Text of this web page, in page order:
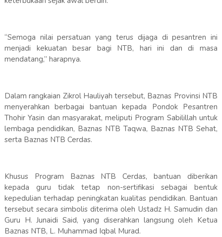
“Semoga nilai persatuan yang terus dijaga di pesantren ini
menjadi kekuatan besar bagi NTB, hari ini dan di masa
mendatang,” harapnya.
Dalam rangkaian Zikrol Hauliyah tersebut, Baznas Provinsi NTB
menyerahkan berbagai bantuan kepada Pondok Pesantren
Thohir Yasin dan masyarakat, meliputi Program Sabilillah untuk
lembaga pendidikan, Baznas NTB Taqwa, Baznas NTB Sehat,
serta Baznas NTB Cerdas.
Khusus Program Baznas NTB Cerdas, bantuan diberikan
kepada guru tidak tetap non-sertifikasi sebagai bentuk
kepedulian terhadap peningkatan kualitas pendidikan. Bantuan
tersebut secara simbolis diterima oleh Ustadz H. Samudin dan
Guru H. Junaidi Said, yang diserahkan langsung oleh Ketua
Baznas NTB, L. Muhammad Iqbal Murad.